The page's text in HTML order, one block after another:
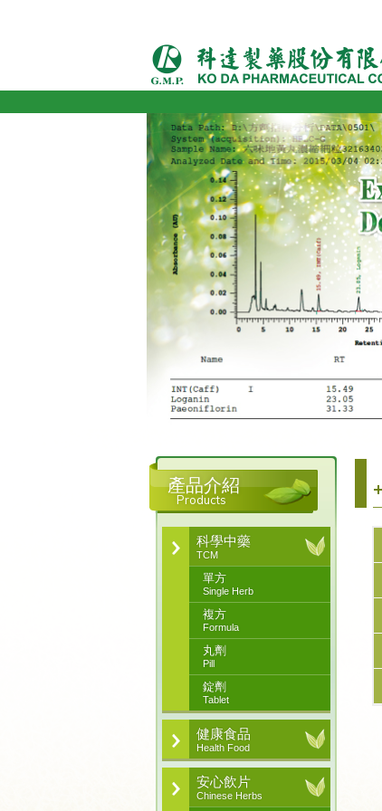
產品介紹
Products
科學中藥
TCM
單方
Single Herb
複方
Formula
丸劑
Pill
錠劑
Tablet
健康食品
Health Food
安心飲片
Chinese Herbs